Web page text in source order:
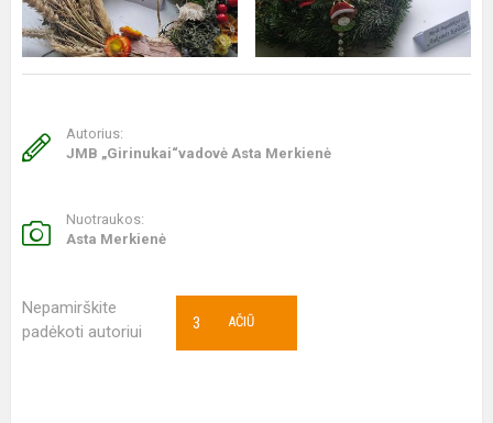
Autorius:
JMB „Girinukai“vadovė Asta Merkienė
Nuotraukos:
Asta Merkienė
Nepamirškite
padėkoti autoriui
AČIŪ
3